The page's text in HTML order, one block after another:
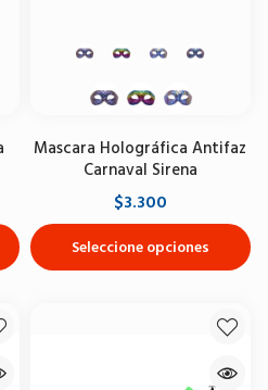
Mascara Holográfica Antifaz
Carnaval Sirena
$3.300
Seleccione opciones